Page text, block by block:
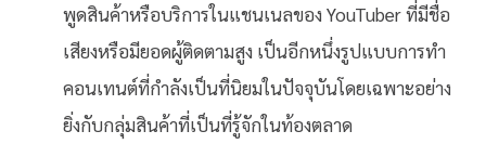
พูดสินค้าหรือบริการในแชนเนลของ YouTuber ที่มีชื่อ
เสียงหรือมียอดผู้ติดตามสูง เป็นอีกหนึ่งรูปแบบการทำ
คอนเทนต์ที่กำลังเป็นที่นิยมในปัจจุบันโดยเฉพาะอย่าง
ยิ่งกับกลุ่มสินค้าที่เป็นที่รู้จักในท้องตลาด